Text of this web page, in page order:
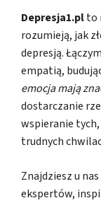
Depresja1.plto
rozumieją, jak
depresją.
empatią,
emocja mają
dostarczanie
wspieranie
trudnych
Znajdziesz u
ekspertów,